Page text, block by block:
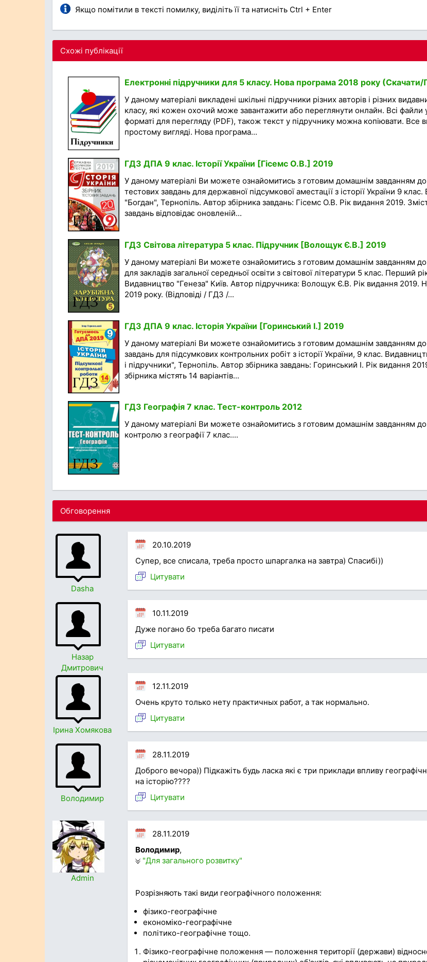
Якщо помітили в тексті помилку, виділіть її та натисніть Ctrl + Enter
Схожі публікації
Електронні підручники для 5 класу. Нова програма 2018 року (Скачати/
У даному матеріалі викладені шкільні підручники різних авторів і різних
класу, які кожен охочий може завантажити або переглянути онлайн. Всі файли
форматі для перегляду (PDF), також текст у підручнику можна копіювати. Все
простому вигляді. Нова програма...
ГДЗ ДПА 9 клас. Історії України [Гісемc О.В.] 2019
У даному матеріалі Ви можете ознайомитись з готовим домашнім завданням до
тестових завдань для державної підсумкової аместації з історії України 9
"Богдан", Тернопіль. Автор збірника завдань: Гісемc О.В. Рік видання 2019.
завдань відповідає оновленій...
ГДЗ Світова література 5 клас. Підручник [Волощук Є.В.] 2019
У даному матеріалі Ви можете ознайомитись з готовим домашнім завданням
для закладів загальної середньої освіти з світової літератури 5 клас. Перший
Видавництво "Генеза" Київ. Автор підручника: Волощук Є.В. Рік видання 2019.
2019 року. (Відповіді / ГДЗ /...
ГДЗ ДПА 9 клас. Історія України [Горинський І.] 2019
У даному матеріалі Ви можете ознайомитись з готовим домашнім завданням до
завдань для підсумкових контрольних робіт з історії України, 9 клас.
і підручники", Тернопіль. Автор збірника завдань: Горинський І. Рік видання
збірника містять 14 варіантів...
ГДЗ Географія 7 клас. Тест-контроль 2012
У даному матеріалі Ви можете ознайомитись з готовим домашнім завданням
контролю з географії 7 клас....
Обговорення
Dasha
20.10.2019
Супер, все списала, треба просто шпаргалка на завтра) Спасибі))
Цитувати
Назар
Дмитрович
10.11.2019
Дуже погано бо треба багато писати
Цитувати
Ірина Хомякова
12.11.2019
Очень круто только нету практичных работ, а так нормально.
Цитувати
Володимир
28.11.2019
Доброго вечора)) Підкажіть будь ласка які є три приклади впливу
на історію????
Цитувати
Admin
28.11.2019
Володимир,
"Для загального розвитку"
Розрізняють такі види географічного положення:
фізико-географічне
економіко-географічне
політико-географічне тощо.
Фізико-географічне положення — положення території (держави)